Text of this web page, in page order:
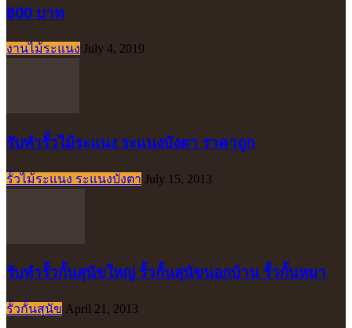
800 บาท
งานไม้ระแนง July 4, 2019
รับทำรั้วไม้ระแนง ระแนงบังตา ราคาถูก
รั้วไม้ระแนง ระแนงบังตา July 15, 2013
รับทำรั้วกั้นสุนัขใหญ่ รั้วกั้นสุนัขนอกบ้าน รั้วกั้นหมา
รั้วกั้นสุนัข April 21, 2013